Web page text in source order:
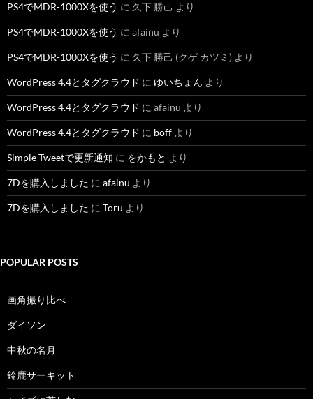
PS4でMDR-1000Xを使う に 久下 勝己 より
PS4でMDR-1000Xを使う に afainu より
PS4でMDR-1000Xを使う に 久下 勝己 (クゲ カツミ) より
WordPress 4.4とタグクラウド に ゆいちょん より
WordPress 4.4とタグクラウド に afainu より
WordPress 4.4とタグクラウド に boff より
Simple Tweetで更新通知 に をかもと より
7Dを購入しました に afainu より
7Dを購入しました に Toru より
POPULAR POSTS
画角撮り比べ
ダイソン
中秋の名月
鈴鹿サーキット